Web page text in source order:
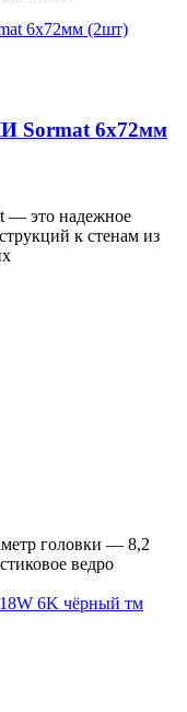
Sormat 6х72мм
— это надежное
к стенам из
головки — 8,2
ведро